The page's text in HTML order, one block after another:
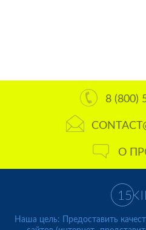
8 (800)
О
Наша цель: Предоставить